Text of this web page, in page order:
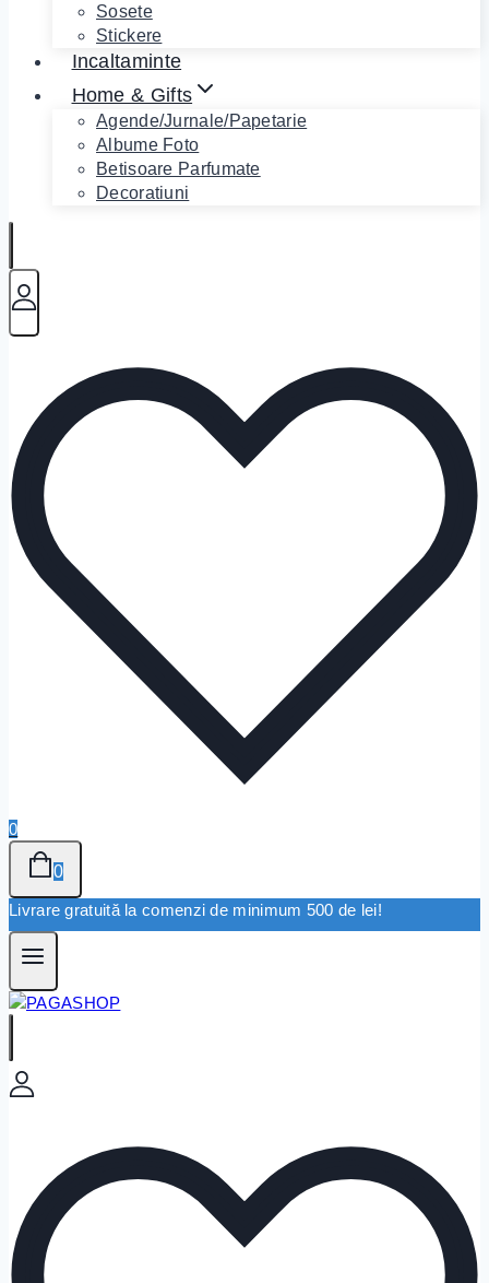
Sosete
Stickere
Incaltaminte
Home & Gifts
Agende/Jurnale/Papetarie
Albume Foto
Betisoare Parfumate
Decoratiuni
0
0
Livrare gratuită la comenzi de minimum 500 de lei!